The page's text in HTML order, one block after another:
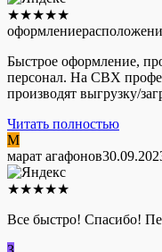
★★★★★
оформление
Быстрое оформление,
персонал. На СВХ
производят выгрузку/
Читать полностью
М
марат агафонов
★★★★★
Все быстро! Спасибо!